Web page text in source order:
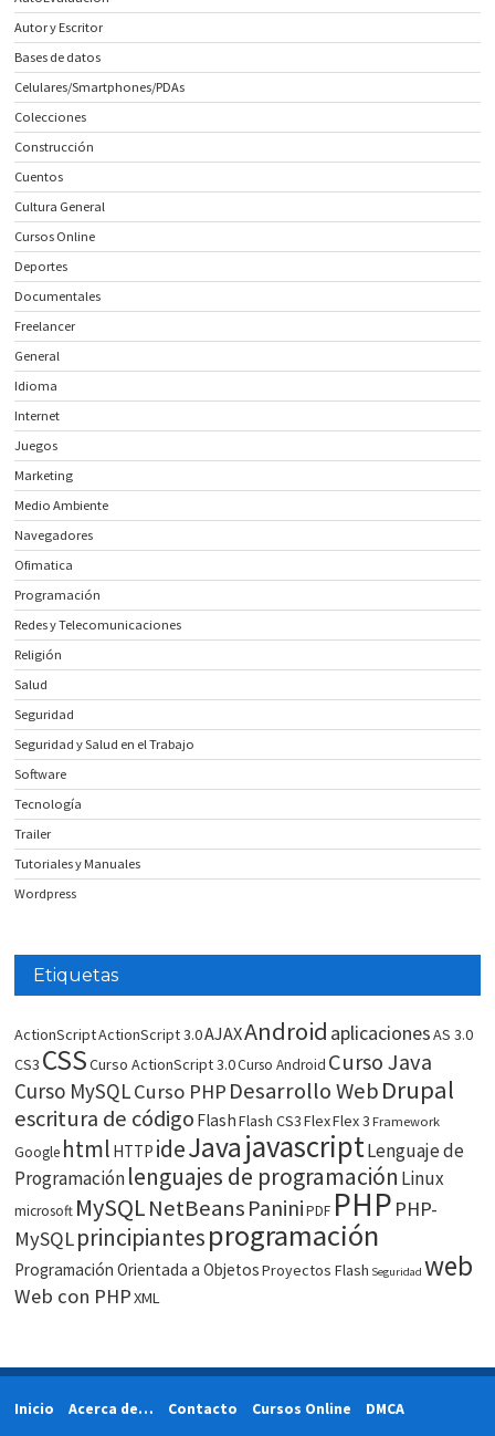
Autor y Escritor
Bases de datos
Celulares/Smartphones/PDAs
Colecciones
Construcción
Cuentos
Cultura General
Cursos Online
Deportes
Documentales
Freelancer
General
Idioma
Internet
Juegos
Marketing
Medio Ambiente
Navegadores
Ofimatica
Programación
Redes y Telecomunicaciones
Religión
Salud
Seguridad
Seguridad y Salud en el Trabajo
Software
Tecnología
Trailer
Tutoriales y Manuales
Wordpress
Etiquetas
ActionScriptActionScript 3.0AJAXAndroid aplicacionesAS 3.0
CS3 CSSCurso ActionScript 3.0Curso Android Curso Java
Curso MySQLCurso PHP Desarrollo WebDrupal
escritura de código FlashFlash CS3FlexFlex 3 Framework
Google html HTTP ideJavajavascriptLenguaje de
Programaciónlenguajes de programación Linux
microsoft MySQLNetBeans Panini PDF PHP PHP-
MySQLprincipiantesprogramación
Programación Orientada a ObjetosProyectos Flash Seguridad web
Web con PHPXML
Inicio Acerca de… Contacto Cursos Online DMCA